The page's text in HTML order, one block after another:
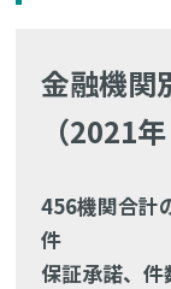
金融機関
（2021
456機関合計
件
保証承諾、